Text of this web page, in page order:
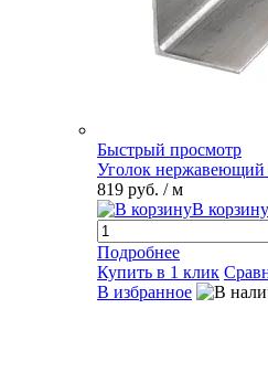
Быстрый просмотр
Уголок нержавеющий
819 руб. / м
В корзину
Подробнее
Купить в 1 клик
В избранное